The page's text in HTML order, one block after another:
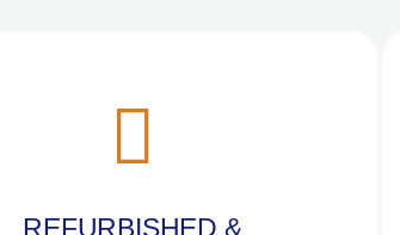
REFURBISHED &